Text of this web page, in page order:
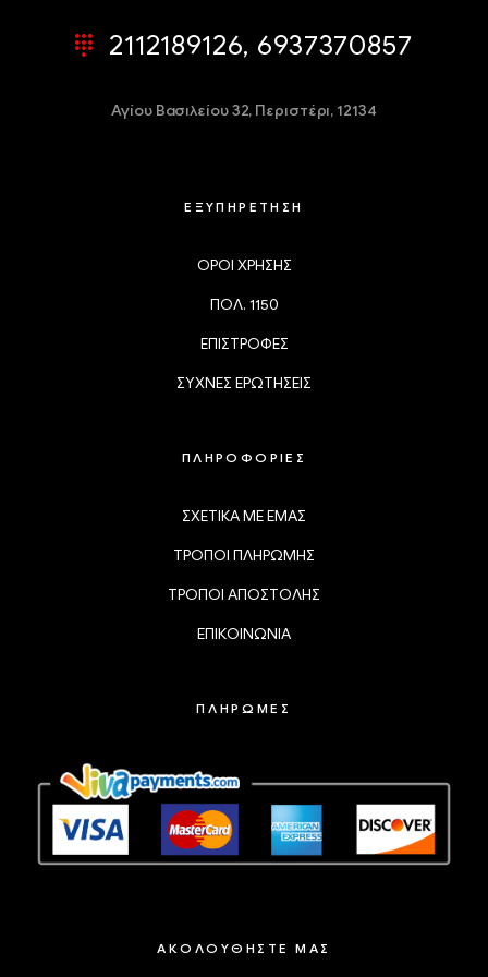
2112189126, 6937370857
Αγίου Βασιλείου 32, Περιστέρι, 12134
ΕΞΥΠΗΡΕΤΗΣΗ
ΟΡΟΙ ΧΡΗΣΗΣ
ΠΟΛ. 1150
ΕΠΙΣΤΡΟΦΕΣ
ΣΥΧΝΕΣ ΕΡΩΤΗΣΕΙΣ
ΠΛΗΡΟΦΟΡΙΕΣ
ΣΧΕΤΙΚΑ ΜΕ ΕΜΑΣ
ΤΡΟΠΟΙ ΠΛΗΡΩΜΗΣ
ΤΡΟΠΟΙ ΑΠΟΣΤΟΛΗΣ
ΕΠΙΚΟΙΝΩΝΙΑ
ΠΛΗΡΩΜΕΣ
ΑΚΟΛΟΥΘΗΣΤΕ ΜΑΣ